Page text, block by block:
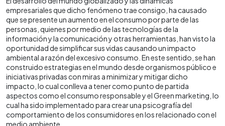
empresariales que dicho fenómeno trae consigo, ha causado
que se presente un aumento en el consumo por parte de las
personas, quienes por medio de las tecnologías de la
información y la comunicación y otras herramientas, han visto la
oportunidad de simplificar sus vidas causando un impacto
ambiental a razón del excesivo consumo. En este sentido, se han
construido estrategias en el mundo desde organismos público e
iniciativas privadas con miras a minimizar y mitigar dicho
impacto, lo cual conlleva a tener como punto de partida
aspectos como el consumo responsable y el Green marketing, lo
cual ha sido implementado para crear una psicografía del
comportamiento de los consumidores en los relacionado con el
medio ambiente.